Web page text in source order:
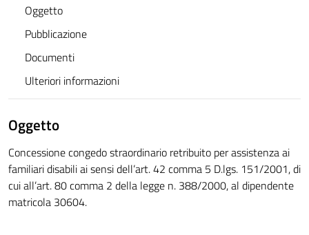
Oggetto
Pubblicazione
Documenti
Ulteriori informazioni
Oggetto
Concessione congedo straordinario retribuito per assistenza ai
familiari disabili ai sensi dell’art. 42 comma 5 D.lgs. 151/2001, di
cui all’art. 80 comma 2 della legge n. 388/2000, al dipendente
matricola 30604.